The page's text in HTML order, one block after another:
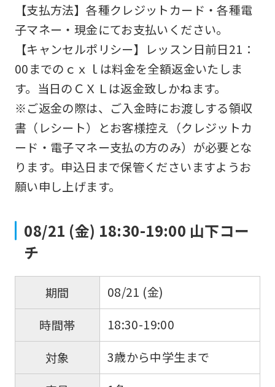
【支払方法】各種クレジットカード・各種電
子マネー・現金にてお支払いください。
【キャンセルポリシー】レッスン日前日21：
00までのｃｘｌは料金を全額返金いたしま
す。当日のＣＸＬは返金致しかねます。
※ご返金の際は、ご入金時にお渡しする領収
書（レシート）とお客様控え（クレジットカ
ード・電子マネー支払の方のみ）が必要とな
ります。申込日まで保管くださいますようお
願い申し上げます。
08/21 (金) 18:30-19:00 山下コー
チ
期間
08/21 (金)
時間帯
18:30-19:00
対象
3歳から中学生まで
link
below
(start
automatic
translation)
to
return
to
the
However,
use
an
automatic
translation
service,